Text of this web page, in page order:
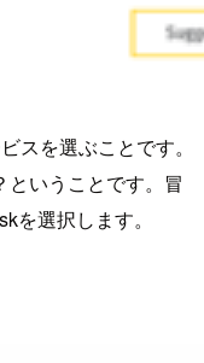
スを選ぶことです。
いうことです。冒
を選択します。